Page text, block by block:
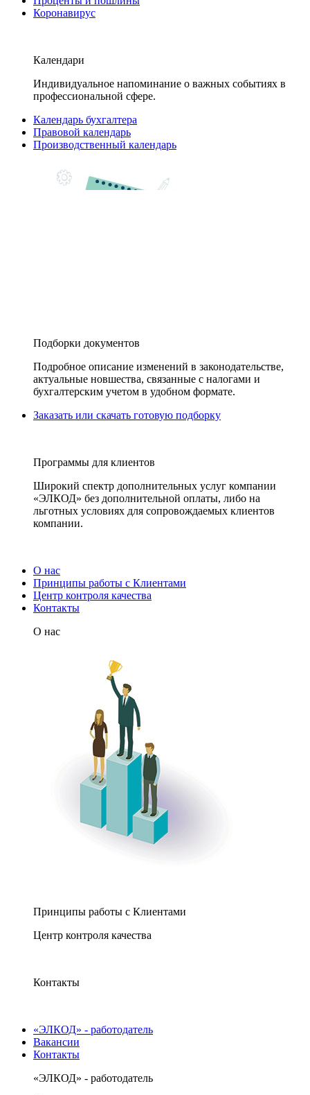
Коронавирус
Календари
Индивидуальное напоминание о важных событиях в
профессиональной сфере.
Календарь бухгалтера
Правовой календарь
Производственный календарь
Подборки документов
Подробное описание изменений в законодательстве,
актуальные новшества, связанные с налогами и
бухгалтерским учетом в удобном формате.
Заказать или скачать готовую подборку
Программы для клиентов
Широкий спектр дополнительных услуг компании
«ЭЛКОД» без дополнительной оплаты, либо на
льготных условиях для сопровождаемых клиентов
компании.
О нас
Принципы работы с Клиентами
Центр контроля качества
Контакты
О нас
Принципы работы с Клиентами
Центр контроля качества
Контакты
«ЭЛКОД» - работодатель
Вакансии
Контакты
«ЭЛКОД» - работодатель